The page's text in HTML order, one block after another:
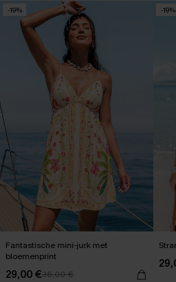
-19%
Fantastische mini-jurk met
bloemenprint
29,00 €36,00 €
-19%